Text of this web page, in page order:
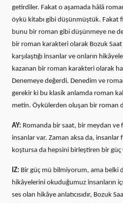
getirdiler. Fakat o aşamada hâlâ
öykü kitabı gibi düşünmüştük. Fakat
bunu bir roman gibi düşünmeye ne
bir roman karakteri olarak Bozuk Saat
karşılaştığı insanlar ve onların
kazanan bir roman karakteri olarak
Denemeye değerdi. Denedim ve
gerekir ki bu klasik anlamda roman
metin. Öykülerden oluşan bir roman
AY: Romanda bir saat, bir meydan ve
insanlar var. Zaman aksa da, insanlar
koştursa da hepsini birleştiren bir güç
IZ: Bir güç mü bilmiyorum, ama belki
hikâyelerini okuduğumuz insanların
ses olan hikâye anlatıcısıdır, Bozuk